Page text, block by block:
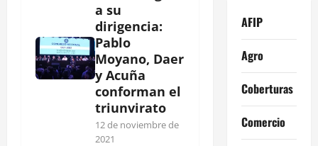
a su
dirigencia:
Pablo
Moyano, Daer
y Acuña
conforman el
triunvirato
12 de noviembre de
2021
AFIP
Agro
Coberturas
Comercio